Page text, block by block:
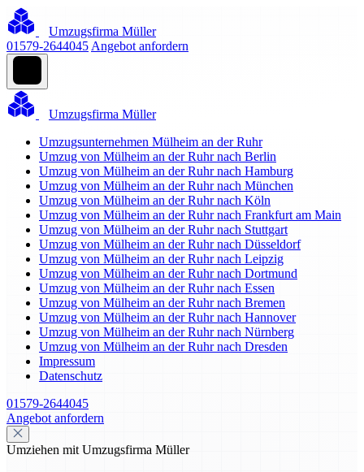
Umzugsfirma Müller
01579-2644045 Angebot anfordern
Umzugsfirma Müller
Umzugsunternehmen Mülheim an der Ruhr
Umzug von Mülheim an der Ruhr nach Berlin
Umzug von Mülheim an der Ruhr nach Hamburg
Umzug von Mülheim an der Ruhr nach München
Umzug von Mülheim an der Ruhr nach Köln
Umzug von Mülheim an der Ruhr nach Frankfurt am Main
Umzug von Mülheim an der Ruhr nach Stuttgart
Umzug von Mülheim an der Ruhr nach Düsseldorf
Umzug von Mülheim an der Ruhr nach Leipzig
Umzug von Mülheim an der Ruhr nach Dortmund
Umzug von Mülheim an der Ruhr nach Essen
Umzug von Mülheim an der Ruhr nach Bremen
Umzug von Mülheim an der Ruhr nach Hannover
Umzug von Mülheim an der Ruhr nach Nürnberg
Umzug von Mülheim an der Ruhr nach Dresden
Impressum
Datenschutz
01579-2644045
Angebot anfordern
Umziehen mit Umzugsfirma Müller